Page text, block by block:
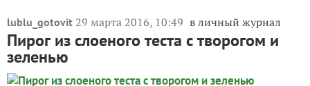
lublu_gotovit 29 марта 2016, 10:49 в личный журнал
Пирог из слоеного теста с творогом и
зеленью